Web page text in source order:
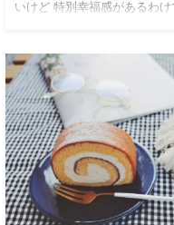
いけど 特別幸福感があるわ